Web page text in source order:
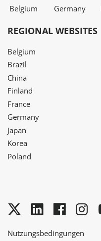
Belgium Germany
REGIONAL WEBSITES
Belgium
Brazil
China
Finland
France
Germany
Japan
Korea
Poland
Twitter
LinkedIn
Nutzungsbedingungen